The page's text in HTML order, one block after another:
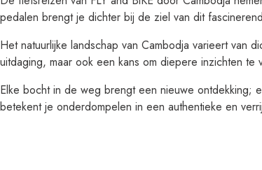
pedalen brengt je dichter bij de ziel van dit
Het natuurlijke landschap van Cambodja varieert van
uitdaging, maar ook een kans om diepere inzichten
Elke bocht in de weg brengt een nieuwe ontdekking;
betekent je onderdompelen in een authentieke en